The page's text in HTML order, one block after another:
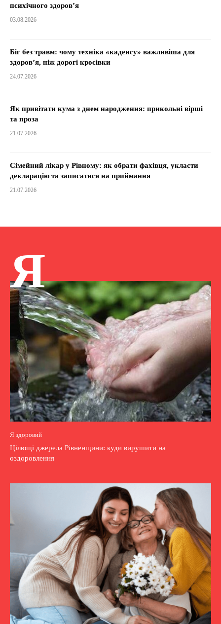
психічного здоров’я
03.08.2026
Біг без травм: чому техніка «каденсу» важливіша для
здоров’я, ніж дорогі кросівки
24.07.2026
Як привітати кума з днем народження: прикольні вірші
та проза
21.07.2026
Сімейний лікар у Рівному: як обрати фахівця, укласти
декларацію та записатися на приймання
21.07.2026
Я
Я здоровий
Цілющі джерела Рівненщини: куди вирушити на
оздоровлення